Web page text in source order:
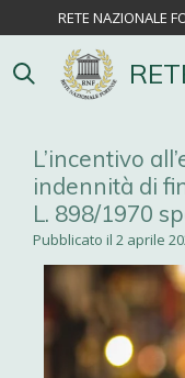
contenuto
principale
RETE NAZIONALE
L’incentivo
indennità di
L. 898/1970
Pubblicato il 2 aprile